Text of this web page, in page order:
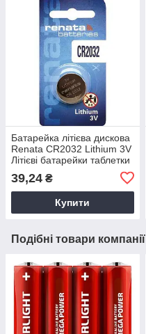
Батарейка літієва дискова
Renata CR2032 Lithium 3V
Літієві батарейки таблетки
39,24 ₴
Купити
Подібні товари компанії